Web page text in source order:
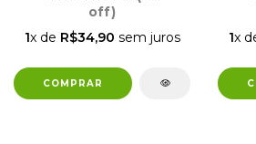
off)
1x de R$34,90 sem juros
1x